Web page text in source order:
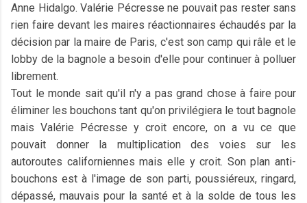
Anne Hidalgo. Valérie Pécresse ne pouvait pas rester sans
rien faire devant les maires réactionnaires échaudés par la
décision par la maire de Paris, c'est son camp qui râle et le
lobby de la bagnole a besoin d'elle pour continuer à polluer
librement.
Tout le monde sait qu'il n'y a pas grand chose à faire pour
éliminer les bouchons tant qu'on privilégiera le tout bagnole
mais Valérie Pécresse y croit encore, on a vu ce que
pouvait donner la multiplication des voies sur les
autoroutes californiennes mais elle y croit. Son plan anti-
bouchons est à l'image de son parti, poussiéreux, ringard,
dépassé, mauvais pour la santé et à la solde de tous les